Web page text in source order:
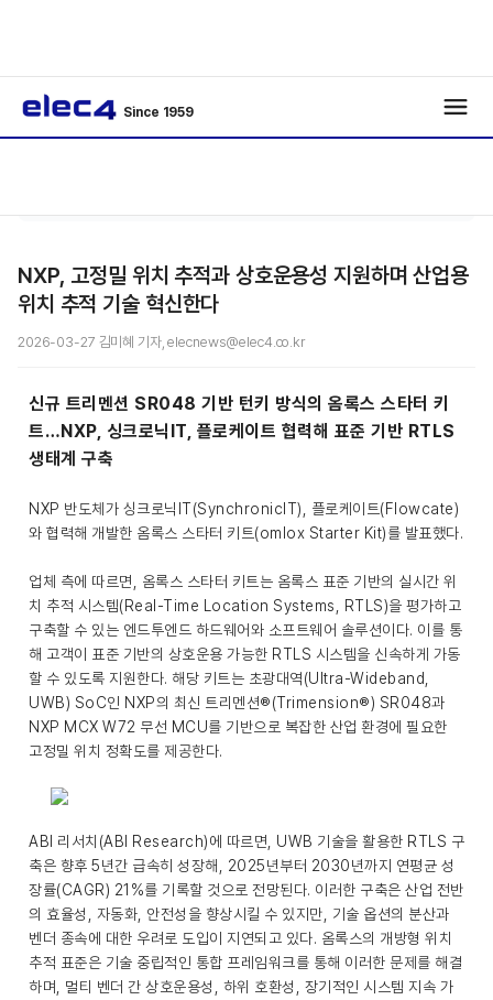
Since 1959
NXP, 고정밀 위치 추적과 상호운용성 지원하며 산업용
위치 추적 기술 혁신한다
2026-03-27 김미혜 기자, elecnews@elec4.co.kr
신규 트리멘션 SR048 기반 턴키 방식의 옴록스 스타터 키
트…NXP, 싱크로닉IT, 플로케이트 협력해 표준 기반 RTLS
생태계 구축
NXP 반도체가 싱크로닉IT(SynchronicIT), 플로케이트(Flowcate)
와 협력해 개발한 옴록스 스타터 키트(omlox Starter Kit)를 발표했다.
업체 측에 따르면, 옴록스 스타터 키트는 옴록스 표준 기반의 실시간 위
치 추적 시스템(Real-Time Location Systems, RTLS)을 평가하고
구축할 수 있는 엔드투엔드 하드웨어와 소프트웨어 솔루션이다. 이를 통
해 고객이 표준 기반의 상호운용 가능한 RTLS 시스템을 신속하게 가동
할 수 있도록 지원한다. 해당 키트는 초광대역(Ultra-Wideband,
UWB) SoC인 NXP의 최신 트리멘션®(Trimension®) SR048과
NXP MCX W72 무선 MCU를 기반으로 복잡한 산업 환경에 필요한
고정밀 위치 정확도를 제공한다.
ABI 리서치(ABI Research)에 따르면, UWB 기술을 활용한 RTLS 구
축은 향후 5년간 급속히 성장해, 2025년부터 2030년까지 연평균 성
장률(CAGR) 21%를 기록할 것으로 전망된다. 이러한 구축은 산업 전반
의 효율성, 자동화, 안전성을 향상시킬 수 있지만, 기술 옵션의 분산과
벤더 종속에 대한 우려로 도입이 지연되고 있다. 옴록스의 개방형 위치
추적 표준은 기술 중립적인 통합 프레임워크를 통해 이러한 문제를 해결
하며, 멀티 벤더 간 상호운용성, 하위 호환성, 장기적인 시스템 지속 가